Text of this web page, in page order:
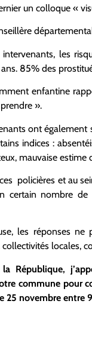
un colloque «
les
ans. 85% des
enfantine
».
ont également
indices :
mauvaise estime
policières et au
certain nombre de
les réponses ne
locales,
République,
commune pour
25 novembre